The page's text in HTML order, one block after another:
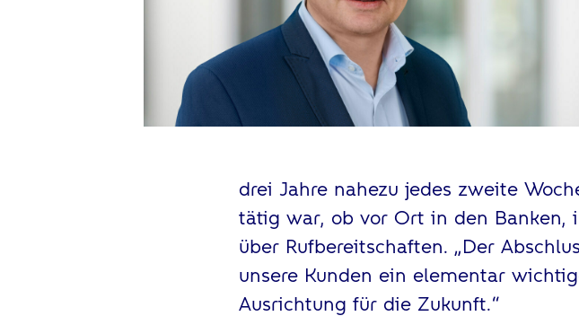
drei Jahre nahezu jedes zweite
tätig war, ob vor Ort in den Banken,
über Rufbereitschaften. „Der
unsere Kunden ein elementar
Ausrichtung für die Zukunft.“